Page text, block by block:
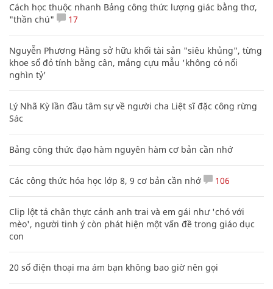
Cách học thuộc nhanh Bảng công thức lượng giác bằng thơ,
"thần chú"
17
Nguyễn Phương Hằng sở hữu khối tài sản "siêu khủng", từng
khoe sổ đỏ tính bằng cân, mắng cựu mẫu 'không có nổi
nghìn tỷ'
Lý Nhã Kỳ lần đầu tâm sự về người cha Liệt sĩ đặc công rừng
Sác
Bảng công thức đạo hàm nguyên hàm cơ bản cần nhớ
Các công thức hóa học lớp 8, 9 cơ bản cần nhớ 106
Clip lột tả chân thực cảnh anh trai và em gái như 'chó với
mèo', người tinh ý còn phát hiện một vấn đề trong giáo dục
con
20 số điện thoại ma ám bạn không bao giờ nên gọi